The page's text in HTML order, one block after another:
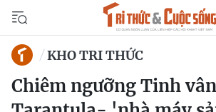
KHO TRI THỨC
Chiêm ngưỡng Tinh vân